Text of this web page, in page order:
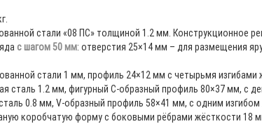
стали «08 ПС» толщиной 1.2 мм. Конструкционное
с шагом 50 мм: отверстия 25×14 мм – для размещения
стали 1 мм, профиль 24×12 мм с четырьмя изгибами
сталь 1.2 мм, фигурный С-образный профиль 80×37 мм,
0.8 мм, V-образный профиль 58×41 мм, с одним
коробчатую форму с боковыми рёбрами жёсткости 18